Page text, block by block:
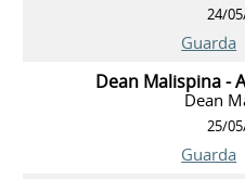
24/
Guarda
Dean Malispina -
Dean
25/
Guarda